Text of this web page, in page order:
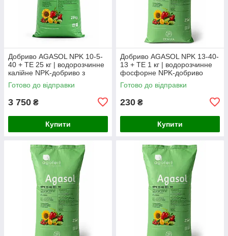
Добриво AGASOL NPK 10-5-
40 + TE 25 кг | водорозчинне
калійне NPK-добриво з
мікроелементами, Італія
(заводський мішок)
Готово до відправки
3 750 ₴
Купити
Добриво AGASOL NPK 13-40-
13 + TE 1 кг | водорозчинне
фосфорне NPK-добриво
Готово до відправки
230 ₴
Купити